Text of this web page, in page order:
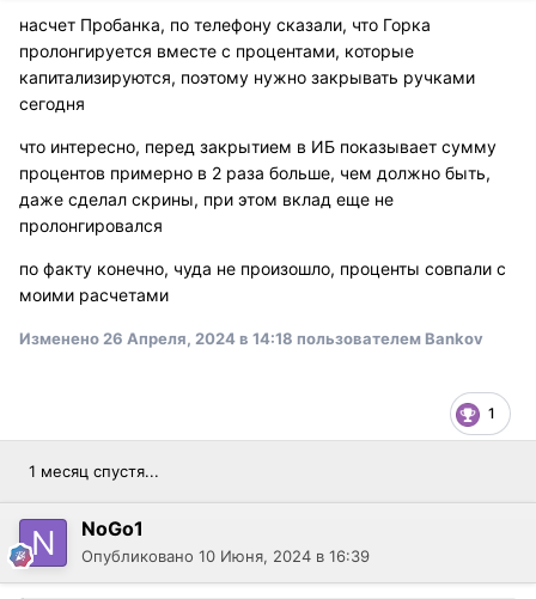
насчет Пробанка, по телефону сказали, что Горка
пролонгируется вместе с процентами, которые
капитализируются, поэтому нужно закрывать ручками
сегодня
что интересно, перед закрытием в ИБ показывает сумму
процентов примерно в 2 раза больше, чем должно быть,
даже сделал скрины, при этом вклад еще не
пролонгировался
по факту конечно, чуда не произошло, проценты совпали с
моими расчетами
Изменено26 Апреля, 2024 в 14:18 пользователем Bankov
1
1 месяц спустя...
NoGo1
Опубликовано 10 Июня, 2024 в 16:39